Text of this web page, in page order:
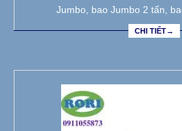
Jumbo, bao Jumbo 2 tấn,
CHI TIẾT→